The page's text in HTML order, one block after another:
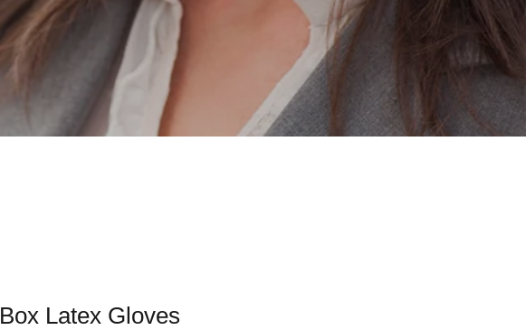
Box Latex Gloves